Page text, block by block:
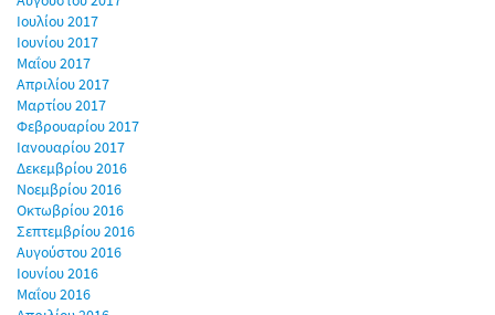
Ιουλίου 2017
Ιουνίου 2017
Μαΐου 2017
Απριλίου 2017
Μαρτίου 2017
Φεβρουαρίου 2017
Ιανουαρίου 2017
Δεκεμβρίου 2016
Νοεμβρίου 2016
Οκτωβρίου 2016
Σεπτεμβρίου 2016
Αυγούστου 2016
Ιουνίου 2016
Μαΐου 2016